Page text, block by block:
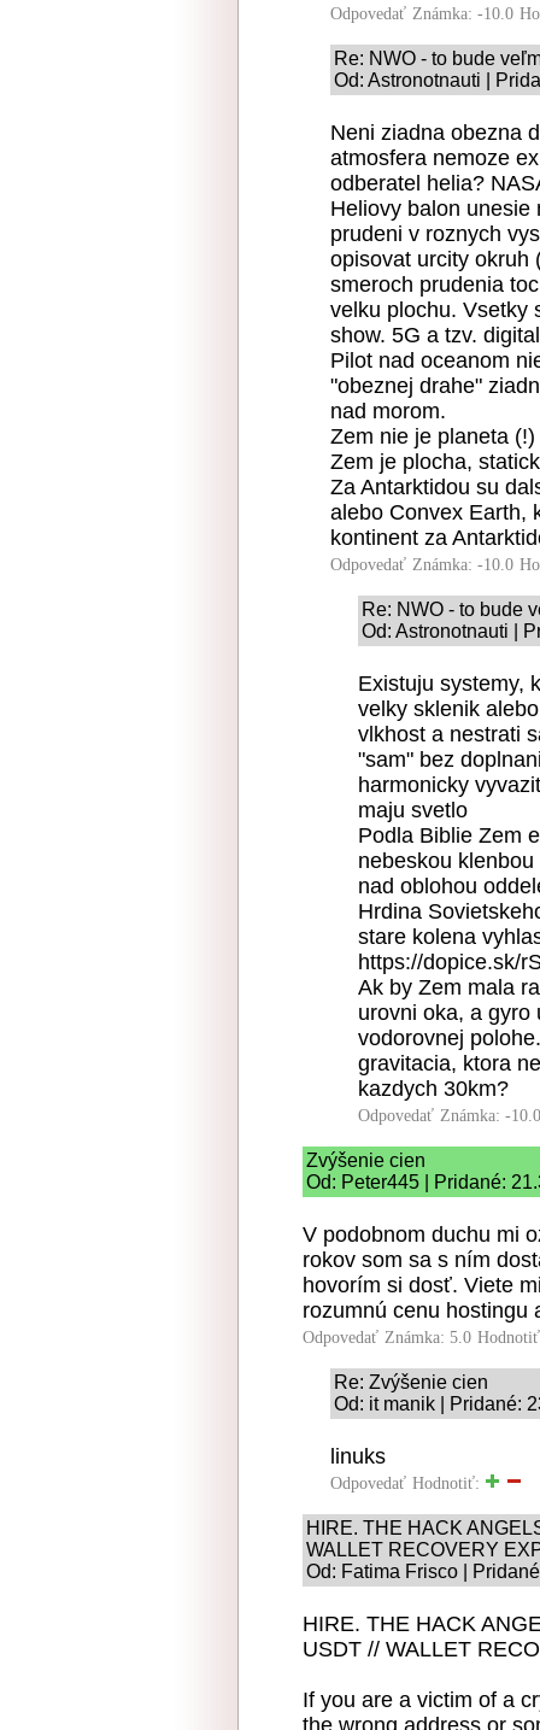
Odpovedať Známka: -10.0
Re: NWO - to bude
Od: Astronotnauti |
Neni ziadna obezna
atmosfera nemoze
odberatel helia?
Heliovy balon unesie
prudeni v roznych
opisovat urcity okruh
smeroch prudenia
velku plochu. Vsetky
show. 5G a tzv.
Pilot nad oceanom
"obeznej drahe"
nad morom.
Zem nie je planeta (!)
Zem je plocha,
Za Antarktidou su
alebo Convex Earth,
kontinent za
Odpovedať Známka: -10.0
Re: NWO - to bude
Od: Astronotnauti |
Existuju systemy,
velky sklenik
vlkhost a nestrati
"sam" bez
harmonicky
maju svetlo
Podla Biblie Zem
nebeskou
nad oblohou
Hrdina
stare kolena
https://dopice.sk/
Ak by Zem mala
urovni oka, a gyro
vodorovnej
gravitacia, ktora
kazdych 30km?
Odpovedať Známka: -10.0
Zvýšenie cien
Od: Peter445 | Pridané:
V podobnom duchu mi
rokov som sa s ním
hovorím si dosť. Viete
rozumnú cenu hostingu
Odpovedať Známka: 5.0
Re: Zvýšenie cien
Od: it manik | Pridané:
linuks
Odpovedať Hodnotiť:
HIRE. THE HACK
WALLET RECOVERY
Od: Fatima Frisco |
HIRE. THE HACK
USDT // WALLET
If you are a victim of a
the wrong address or